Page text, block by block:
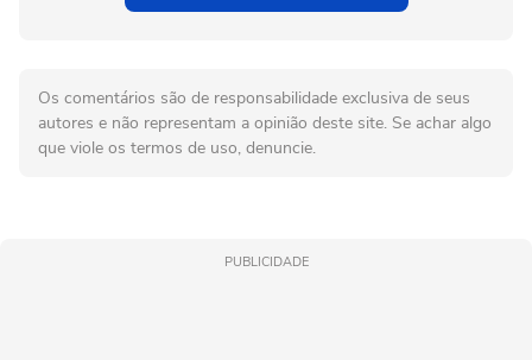
Os comentários são de responsabilidade exclusiva de seus
autores e não representam a opinião deste site. Se achar algo
que viole os termos de uso, denuncie.
PUBLICIDADE